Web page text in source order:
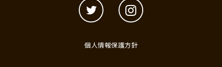
個人情報保護方針